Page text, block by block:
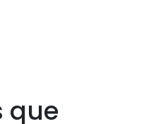
que